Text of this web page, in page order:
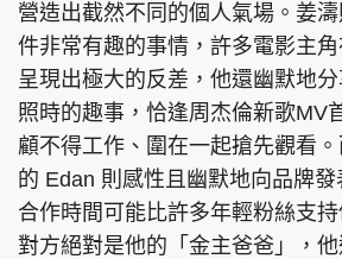
營造出截然不同的個人氣場。姜
件非常有趣的事情，許多電影主
呈現出極大的反差，他還幽默地
照時的趣事，恰逢周杰倫新歌MV
顧不得工作、圍在一起搶先觀看
的 Edan 則感性且幽默地向品牌
合作時間可能比許多年輕粉絲支持
對方絕對是他的「金主爸爸」，